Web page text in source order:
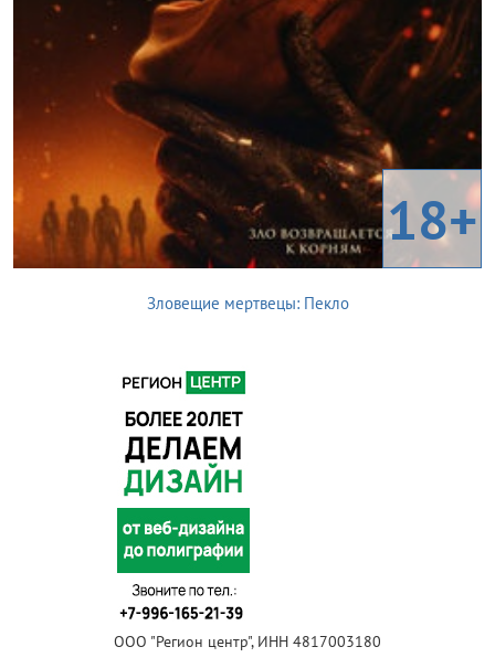
18+
Зловещие мертвецы: Пекло
ООО "Регион центр", ИНН 4817003180